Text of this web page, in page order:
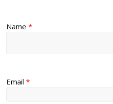
Name*
Email*